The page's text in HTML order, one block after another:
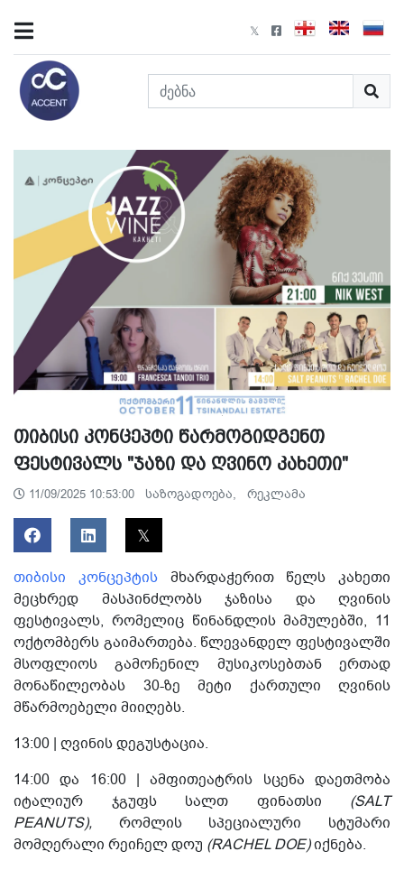
თიბისი კონცეპტი წარმოგიდგენთ
ფესტივალს "ჯაზი და ღვინო კახეთი"
11/09/2025 10:53:00 საზოგადოება, რეკლამა
თიბისი კონცეპტისმხარდაჭერით წელს კახეთი
მეცხრედ მასპინძლობს ჯაზისა და ღვინის
ფესტივალს, რომელიც წინანდლის მამულებში, 11
ოქტომბერს გაიმართება. წლევანდელ ფესტივალში
მსოფლიოს გამოჩენილ მუსიკოსებთან ერთად
მონაწილეობას 30-ზე მეტი ქართული ღვინის
მწარმოებელი მიიღებს.
13:00 | ღვინის დეგუსტაცია.
14:00 და 16:00 | ამფითეატრის სცენა დაეთმობა
იტალიურ ჯგუფს სალთ ფინათსი
(SALT
PEANUTS), რომლის
სპეციალური სტუმარი
მომღერალი რეიჩელ დოუ (RACHEL DOE)იქნება.